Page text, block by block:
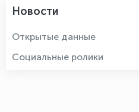
Новости
Открытые данные
Социальные ролики